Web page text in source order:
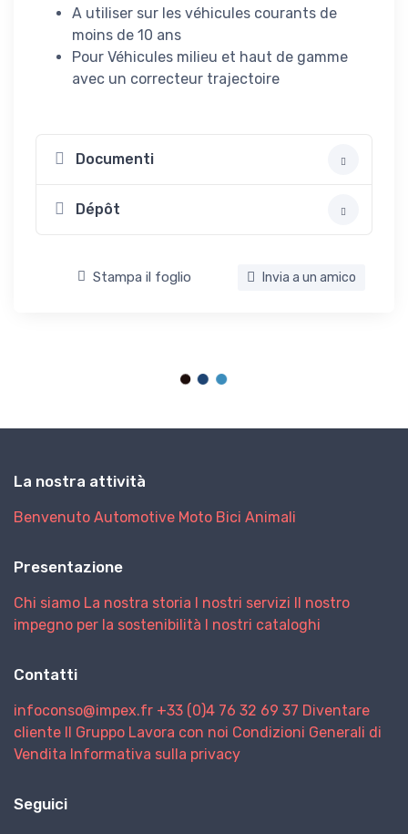
A utiliser sur les véhicules courants de
moins de 10 ans
Pour Véhicules milieu et haut de gamme
avec un correcteur trajectoire
Documenti
Dépôt
Stampa il foglio Invia a un amico
La nostra attività
Benvenuto Automotive Moto Bici Animali
Presentazione
Chi siamo La nostra storia I nostri servizi Il nostro
impegno per la sostenibilità I nostri cataloghi
Contatti
infoconso@impex.fr +33 (0)4 76 32 69 37 Diventare
cliente Il Gruppo Lavora con noi Condizioni Generali di
Vendita Informativa sulla privacy
Seguici